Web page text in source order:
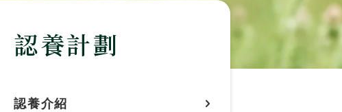
服務據點
影音專區
認養計劃
認養介紹